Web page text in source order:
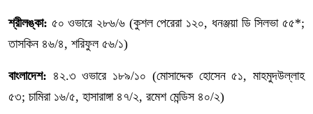
শ্রীলঙ্কা: ৫০ ওভারে ২৮৬/৬ (কুশল পেরেরা ১২০, ধনঞ্জয়া ডি সিলভা ৫৫*;
তাসকিন ৪৬/৪, শরিফুল ৫৬/১)
বাংলাদেশ: ৪২.৩ ওভারে ১৮৯/১০ (মোসাদ্দেক হোসেন ৫১, মাহমুদউল্লাহ
৫৩; চামিরা ১৬/৫, হাসারাঙ্গা ৪৭/২, রমেশ মেন্ডিস ৪০/২)